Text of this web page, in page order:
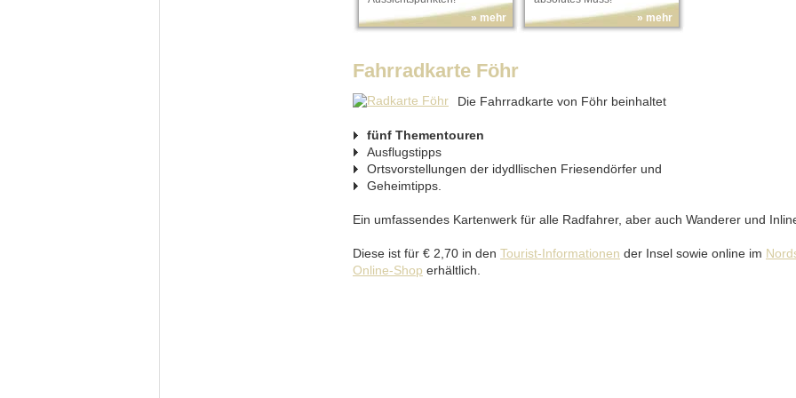
» mehr
» mehr
Fahrradkarte Föhr
Die Fahrradkarte von Föhr beinhaltet
fünf Thementouren
Ausflugstipps
Ortsvorstellungen der idydllischen Friesendörfer und
Geheimtipps.
Ein umfassendes Kartenwerk für alle Radfahrer, aber auch Wanderer und
Diese ist für € 2,70 in den Tourist-Informationen der Insel sowie online im
Online-Shop erhältlich.